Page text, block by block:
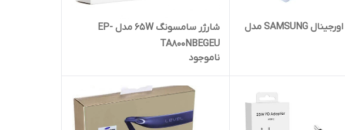
شارژر 100% اورجینال SAMSUNG مدل
شارژر سامسونگ 65W مدل EP-
TA800NBEGEU
ناموجود